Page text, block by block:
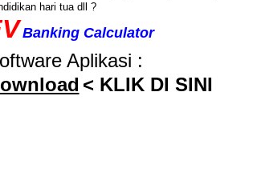
hari tua dll ?
Banking Calculator
Aplikasi :
< KLIK DI SINI